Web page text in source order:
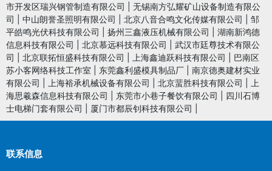
市开发区瑞兴钢管制造有限公司
无锡南方弘耀矿山设备制造有限公
司
中山朗誉圣照明有限公司 北京八音合鸣文化传媒有限公司
邹
平皓鸣光伏科技有限公司
扬州三鑫液压机械有限公司
湖南新鸿德
信息科技有限公司
北京慕远科技有限公司
武汉市廷尊技术有限公
司
北京联拓恒盛科技有限公司 上海鑫迪跃科技有限公司
巴南区
苏小客网络科技工作室
东莞鑫利盛模具制品厂
南京德奥建材实业
有限公司
上海裕承机械设备有限公司 北京蜚胜科技有限公司
上
海思羲森信息科技有限公司
东莞市小巷子餐饮有限公司
四川石博
士电梯门套有限公司
厦门市都辰钊科技有限公司
联系信息